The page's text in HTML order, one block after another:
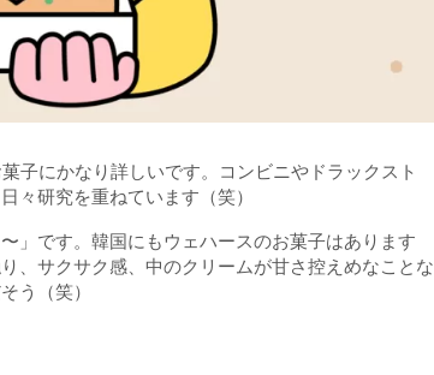
子にかなり詳しいです。コンビニやドラックスト
々研究を重ねています（笑）
」です。韓国にもウェハースのお菓子はあります
、サクサク感、中のクリームが甘さ控えめなことな
う（笑）